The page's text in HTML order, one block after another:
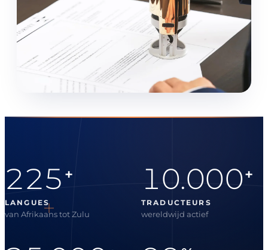
225 +
LANGUES
van Afrikaans tot Zulu
10.000+
TRADUCTEURS
wereldwijd actief